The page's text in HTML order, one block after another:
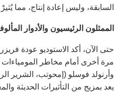
السابقة، وليس إعادة إنتاج، مما
الممثلون الرئيسيون والأدوار
مرة أخرى أمام مخاطر المومياءات
وأرنولد فوسلو (إمحوتب، الشرير
يعد بمزيج من التأثيرات الحديثة